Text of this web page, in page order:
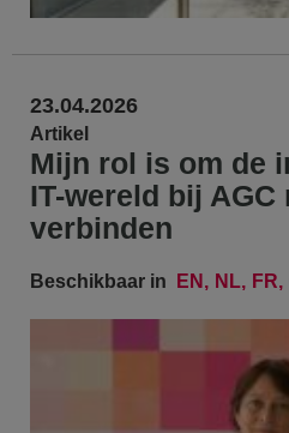
23.04.2026
Artikel
Mijn rol is om de
IT-wereld bij AGC
verbinden
Beschikbaar in EN NL FR